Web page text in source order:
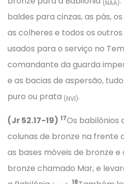
(NAA)
baldes para cinzas, as pás,
as colheres e todos os
usados para o serviço no
comandante da guarda
e as bacias de aspersão,
puro ou prata (NVI).
(Jr 52.17-19) 17Os babilônios
colunas de bronze na frente
as bases móveis de bronze
bronze chamado Mar, e
18